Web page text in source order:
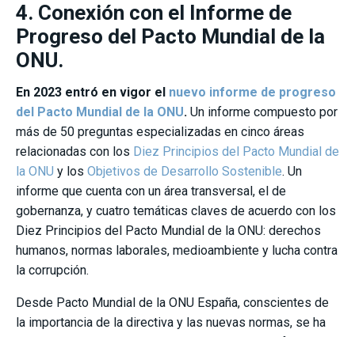
4. Conexión con el Informe de
Progreso del Pacto Mundial de la
ONU.
En 2023 entró en vigor el nuevo informe de progreso
del Pacto Mundial de la ONU. Un informe compuesto por
más de 50 preguntas especializadas en cinco áreas
relacionadas con los Diez Principios del Pacto Mundial de
la ONU y los Objetivos de Desarrollo Sostenible. Un
informe que cuenta con un área transversal, el de
gobernanza, y cuatro temáticas claves de acuerdo con los
Diez Principios del Pacto Mundial de la ONU: derechos
humanos, normas laborales, medioambiente y lucha contra
la corrupción.
Desde Pacto Mundial de la ONU España, conscientes de
la importancia de la directiva y las nuevas normas, se ha